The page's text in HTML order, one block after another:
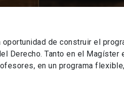
de construir el
Tanto en el Magíster
en un programa